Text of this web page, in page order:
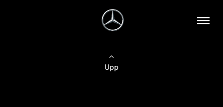
Upp